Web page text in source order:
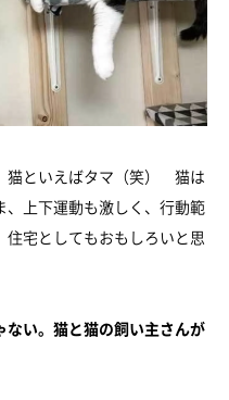
猫といえばタマ（笑） 猫は
上下運動も激しく、行動範
宅としてもおもしろいと思
い。猫と猫の飼い主さんが